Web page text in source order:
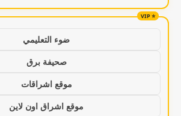
ضوء التعليمي
صحيفة برق
موقع اشراقات
موقع اشراق اون لاين